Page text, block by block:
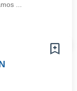
...